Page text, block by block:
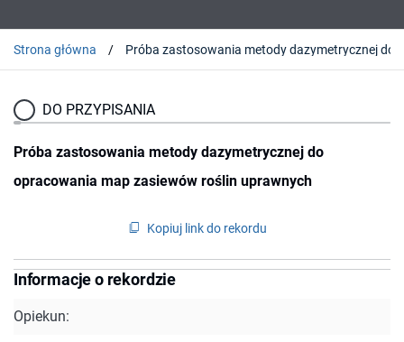
Strona główna
DO PRZYPISANIA
Próba zastosowania metody dazymetrycznej do
opracowania map zasiewów roślin uprawnych
Kopiuj link do rekordu
Informacje o rekordzie
Opiekun: